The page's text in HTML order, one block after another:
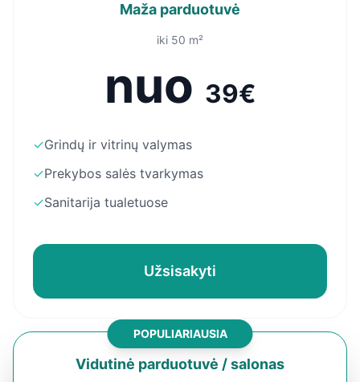
Maža parduotuvė
iki 50 m²
nuo 39€
✓Grindų ir vitrinų valymas
✓Prekybos salės tvarkymas
✓Sanitarija tualetuose
Užsisakyti
POPULIARIAUSIA
Vidutinė parduotuvė / salonas